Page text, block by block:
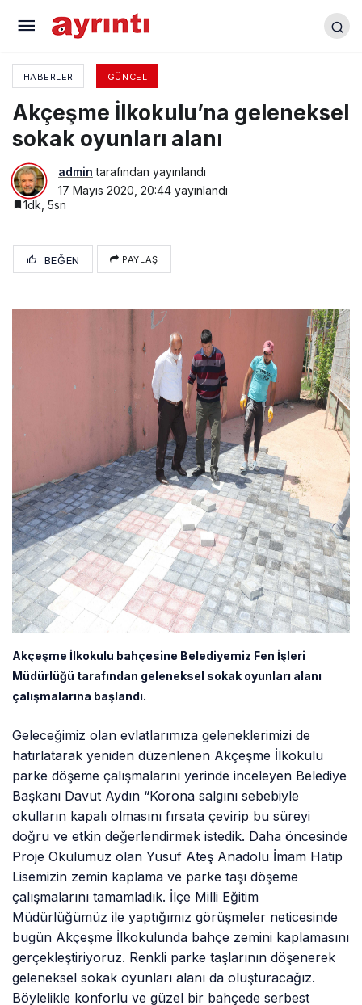
HABERLER GÜNCEL
Akçeşme İlkokulu’na geleneksel
sokak oyunları alanı
admin tarafından yayınlandı
17 Mayıs 2020, 20:44 yayınlandı
1dk, 5sn
BEĞEN PAYLAŞ
Akçeşme İlkokulu bahçesine Belediyemiz Fen İşleri
Müdürlüğü tarafından geleneksel sokak oyunları alanı
çalışmalarına başlandı.
Geleceğimiz olan evlatlarımıza geleneklerimizi de
hatırlatarak yeniden düzenlenen Akçeşme İlkokulu
parke döşeme çalışmalarını yerinde inceleyen Belediye
Başkanı Davut Aydın “Korona salgını sebebiyle
okulların kapalı olmasını fırsata çevirip bu süreyi
doğru ve etkin değerlendirmek istedik. Daha öncesinde
Proje Okulumuz olan Yusuf Ateş Anadolu İmam Hatip
Lisemizin zemin kaplama ve parke taşı döşeme
çalışmalarını tamamladık. İlçe Milli Eğitim
Müdürlüğümüz ile yaptığımız görüşmeler neticesinde
bugün Akçeşme İlkokulunda bahçe zemini kaplamasını
gerçekleştiriyoruz. Renkli parke taşlarının döşenerek
geleneksel sokak oyunları alanı da oluşturacağız.
Böylelikle konforlu ve güzel bir bahçede serbest
Berber ve kuaför salonları denetlendi